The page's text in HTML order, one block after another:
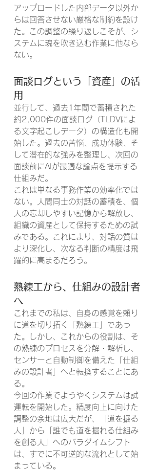
アップロードした内部データ以外か
らは回答させない厳格な制約を設け
た。この調整の繰り返しこそが、シ
ステムに魂を吹き込む作業に他なら
ない。
面談ログという「資産」の活
用
並行して、過去1年間で蓄積された
約2,000件の面談ログ（TLDVによ
る文字起こしデータ）の構造化も開
始した。過去の苦悩、成功体験、そ
して潜在的な強みを整理し、次回の
面談前にAIが最適な論点を提示する
仕組みだ。
これは単なる事務作業の効率化では
ない。人間同士の対話の蓄積を、個
人の忘却しやすい記憶から解放し、
組織の資産として保持するための試
みである。これにより、対話の質は
より深化し、次なる判断の精度は飛
躍的に高まるだろう。
熟練工から、仕組みの設計者
へ
これまでの私は、自身の感覚を頼り
に道を切り拓く「熟練工」であっ
た。しかし、これからの役割は、そ
の熟練のプロセスを分解・解析し、
センサーと自動制御を備えた「仕組
みの設計者」へと転換することにあ
る。
今回の作業でようやくシステムは試
運転を開始した。精度向上に向けた
調整の余地は広大だが、「道を掘る
人」から「誰でも道を掘れる仕組み
を創る人」へのパラダイムシフト
は、すでに不可逆的な流れとして始
まっている。